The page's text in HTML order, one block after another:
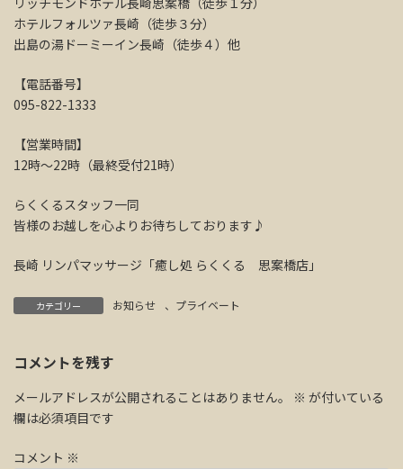
ホテルフォルツァ長崎（徒歩３分）
出島の湯ドーミーイン長崎（徒歩４）他
【電話番号】
095-822-1333
【営業時間】
12時～22時（最終受付21時）
らくくるスタッフ一同
皆様のお越しを心よりお待ちしております♪
長崎 リンパマッサージ「癒し処 らくくる 思案橋店」
カテゴリー お知らせ 、 プライベート
コメントを残す
メールアドレスが公開されることはありません。 ※ が付いている
欄は必須項目です
コメント ※